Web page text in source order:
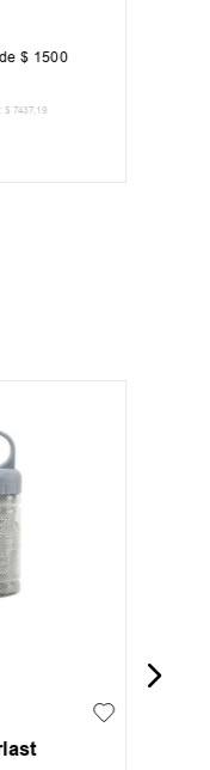
de$ 1500
$ 7437,19